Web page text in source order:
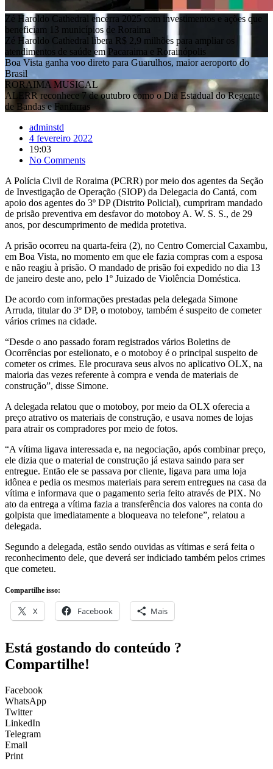
Zé Haroldo Cathedral encerra 2025 com investimentos e ações que
beneficiam 13 municípios de Roraima
Zé Haroldo Cathedral libera R$ 2,9 milhões para ampliar os
atendimentos de saúde em Pacaraima e Rorainópolis
Boa Vista ganha voo direto para Guarulhos, maior aeroporto do
Brasil
RORAIMA MUSICAL
ALERR reconhece 7 de outubro como o Dia Estadual do Regente
de Bandas e Fanfarras
adminstd
4 fevereiro 2022
19:03
No Comments
A Polícia Civil de Roraima (PCRR) por meio dos agentes da Seção
de Investigação de Operação (SIOP) da Delegacia do Cantá, com
apoio dos agentes do 3º DP (Distrito Policial), cumpriram mandado
de prisão preventiva em desfavor do motoboy A. W. S. S., de 29
anos, por descumprimento de medida protetiva.
A prisão ocorreu na quarta-feira (2), no Centro Comercial Caxambu,
em Boa Vista, no momento em que ele fazia compras com a esposa
e não reagiu à prisão. O mandado de prisão foi expedido no dia 13
de janeiro deste ano, pelo 1º Juizado de Violência Doméstica.
De acordo com informações prestadas pela delegada Simone
Arruda, titular do 3º DP, o motoboy, também é suspeito de cometer
vários crimes na cidade.
“Desde o ano passado foram registrados vários Boletins de
Ocorrências por estelionato, e o motoboy é o principal suspeito de
cometer os crimes. Ele procurava seus alvos no aplicativo OLX, na
maioria das vezes referente à compra e venda de materiais de
construção”, disse Simone.
A delegada relatou que o motoboy, por meio da OLX oferecia a
preço atrativo os materiais de construção, e usava nomes de lojas
para atrair os compradores por meio de fotos.
“A vítima ligava interessada e, na negociação, após combinar preço,
ele dizia que o material de construção já estava saindo para ser
entregue. Então ele se passava por cliente, ligava para uma loja
idônea e pedia os mesmos materiais para serem entregues na casa da
vítima e informava que o pagamento seria feito através de PIX. No
ato da entrega a vítima fazia a transferência dos valores na conta do
golpista que imediatamente a bloqueava no telefone”, relatou a
delegada.
Segundo a delegada, estão sendo ouvidas as vítimas e será feita o
reconhecimento dele, que deverá ser indiciado também pelos crimes
que cometeu.
Compartilhe isso:
X Facebook Mais
Está gostando do conteúdo ?
Compartilhe!
Facebook
WhatsApp
Twitter
LinkedIn
Telegram
Email
Print